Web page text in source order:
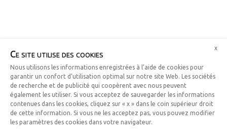
Ce site utilise des cookies
Nous utilisons les informations enregistrées à l’aide de cookies pour
garantir un confort d’utilisation optimal sur notre site Web. Les sociétés
de recherche et de publicité qui coopèrent avec nous peuvent
également les utiliser. Si vous acceptez de sauvegarder les informations
contenues dans les cookies, cliquez sur « x » dans le coin supérieur droit
de cette information. Si vous ne les acceptez pas, vous pouvez modifier
les paramètres des cookies dans votre navigateur.
x